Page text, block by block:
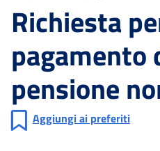
Richiesta
pagamento
pensione
Aggiungi ai preferiti